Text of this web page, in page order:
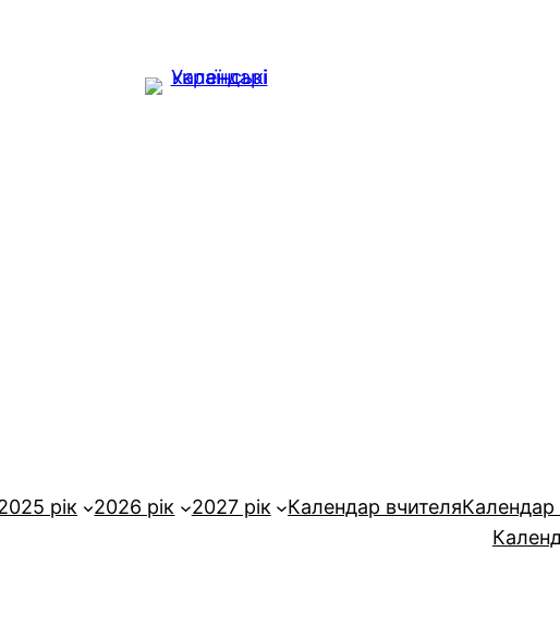
рік 2026 рік 2027 рік Календар вчителяКалендар